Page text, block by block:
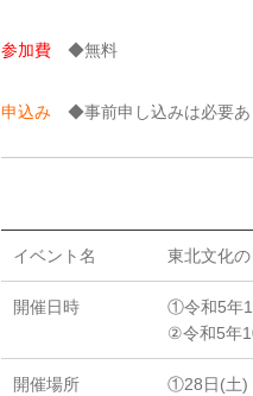
参加費 ◆無料
申込み ◆事前申し込みは必要あ
イベント名 東北文化
開催日時
①令和5年
②令和5年
開催場所
①28日(土)